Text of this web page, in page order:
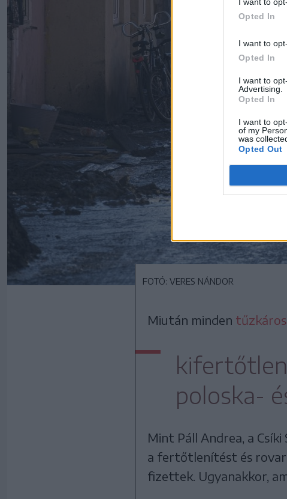
Opted In
I want to
Opted In
I want to
Advertising.
Opted In
I want to
of my
was
Opted Out
FOTÓ: VERES NÁNDOR
Miután minden
poloska-
Mint Páll Andrea, a
a fertőtlenítést és
fizettek. Ugyanakkor,